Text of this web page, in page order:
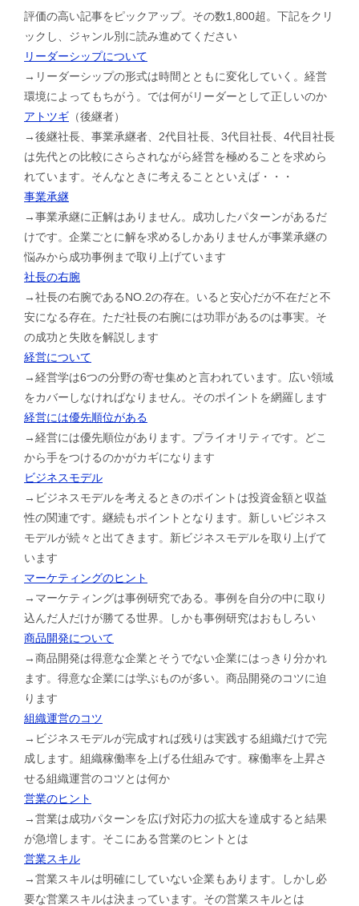
評価の高い記事をピックアップ。その数1,800超。下記をクリ
ックし、ジャンル別に読み進めてください
リーダーシップについて
→リーダーシップの形式は時間とともに変化していく。経営
環境によってもちがう。では何がリーダーとして正しいのか
アトツギ （後継者）
→後継社長、事業承継者、2代目社長、3代目社長、4代目社長
は先代との比較にさらされながら経営を極めることを求めら
れています。そんなときに考えることといえば・・・
事業承継
→事業承継に正解はありません。成功したパターンがあるだ
けです。企業ごとに解を求めるしかありませんが事業承継の
悩みから成功事例まで取り上げています
社長の右腕
→社長の右腕であるNO.2の存在。いると安心だが不在だと不
安になる存在。ただ社長の右腕には功罪があるのは事実。そ
の成功と失敗を解説します
経営について
→経営学は6つの分野の寄せ集めと言われています。広い領域
をカバーしなければなりません。そのポイントを網羅します
経営には優先順位がある
→経営には優先順位があります。プライオリティです。どこ
から手をつけるのかがカギになります
ビジネスモデル
→ビジネスモデルを考えるときのポイントは投資金額と収益
性の関連です。継続もポイントとなります。新しいビジネス
モデルが続々と出てきます。新ビジネスモデルを取り上げて
います
マーケティングのヒント
→マーケティングは事例研究である。事例を自分の中に取り
込んだ人だけが勝てる世界。しかも事例研究はおもしろい
商品開発について
→商品開発は得意な企業とそうでない企業にはっきり分かれ
ます。得意な企業には学ぶものが多い。商品開発のコツに迫
ります
組織運営のコツ
→ビジネスモデルが完成すれば残りは実践する組織だけで完
成します。組織稼働率を上げる仕組みです。稼働率を上昇さ
せる組織運営のコツとは何か
営業のヒント
→営業は成功パターンを広げ対応力の拡大を達成すると結果
が急増します。そこにある営業のヒントとは
営業スキル
→営業スキルは明確にしていない企業もあります。しかし必
要な営業スキルは決まっています。その営業スキルとは